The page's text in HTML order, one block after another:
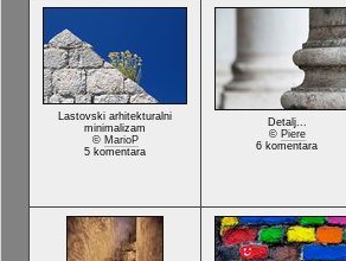
Lastovski arhitekturalni
minimalizam
© MarioP
5 komentara
Detalj...
© Piere
6 komentara